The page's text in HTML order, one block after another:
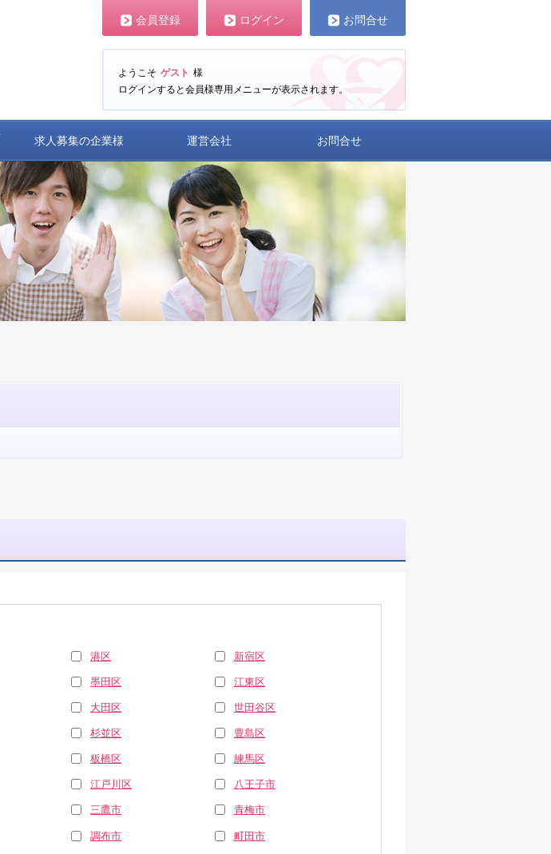
会員登録 ログイン お問合せ
ようこそ ゲスト 様
ログインすると会員様専用メニューが表示されます。
求人募集の企業様 運営会社 お問合せ
港区 新宿区
墨田区 江東区
大田区 世田谷区
杉並区 豊島区
板橋区 練馬区
江戸川区 八王子市
三鷹市 青梅市
調布市 町田市